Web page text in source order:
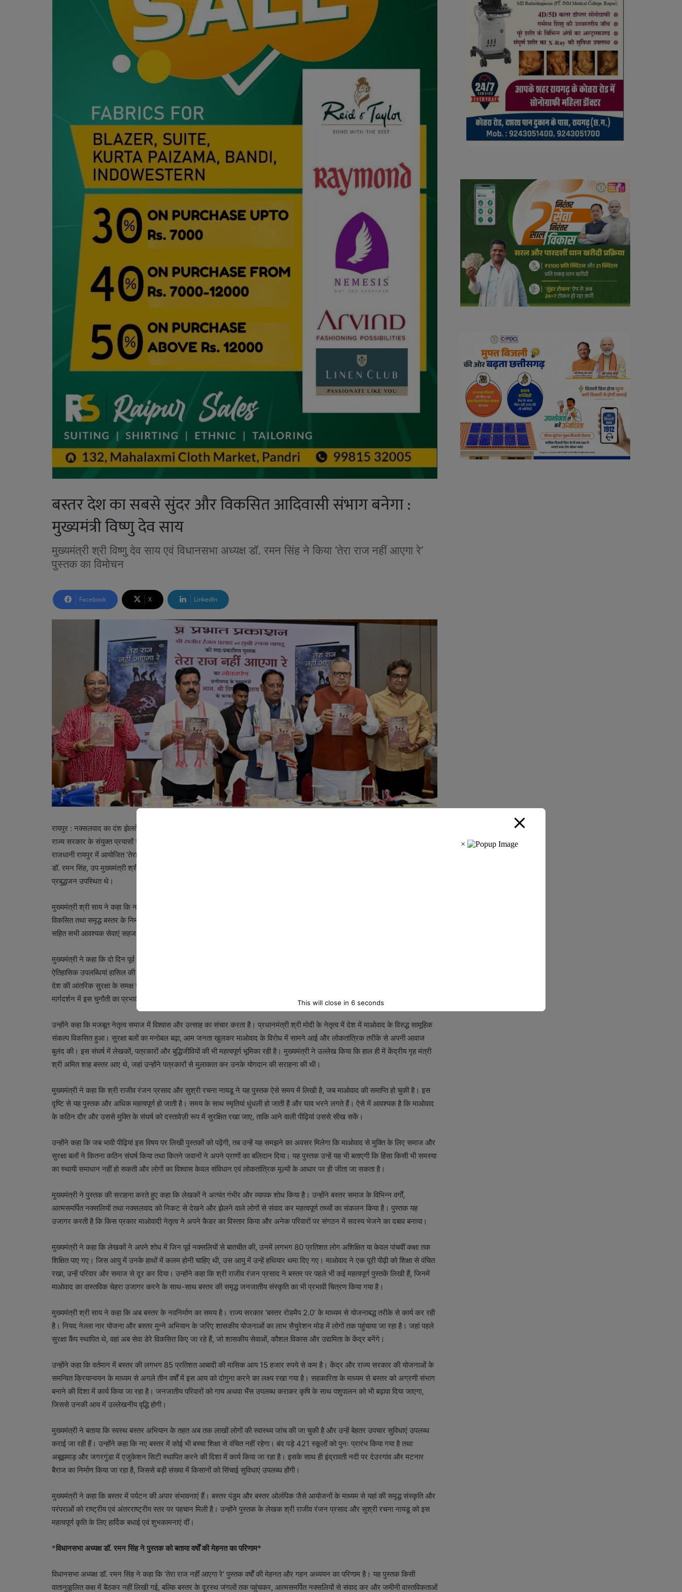
बस्तर देश का सबसे सुंदर और विकसित आदिवासी संभाग बनेगा :
मुख्यमंत्री विष्णु देव साय
मुख्यमंत्री श्री विष्णु देव साय एवं विधानसभा अध्यक्ष डॉ. रमन सिंह ने किया ‘तेरा राज नहीं आएगा रे’
पुस्तक का विमोचन
Facebook X LinkedIn
रायपुर : नक्सलवाद का दंश झेलते-झेलते बस्तर चार दशकों तक विकास की मुख्यधारा से दूर रहा, लेकिन अब नक्सलवाद की समाप्ति के साथ केंद्र और
राज्य सरकार के संयुक्त प्रयासों से बस्तर को देश का सबसे सुंदर और विकसित आदिवासी संभाग बनाया जाएगा। मुख्यमंत्री श्री विष्णु देव साय ने आज
राजधानी रायपुर में आयोजित ‘तेरा राज नहीं आएगा रे’ पुस्तक के विमोचन समारोह को संबोधित करते हुए यह बात कही। कार्यक्रम में विधानसभा अध्यक्ष
डॉ. रमन सिंह, उप मुख्यमंत्री श्री विजय शर्मा, साहित्य अकादमी के अध्यक्ष डॉ. शशांक शर्मा, पांचजन्य के संपादक श्री हितेश शंकर सहित अनेक
प्रबुद्धजन उपस्थित थे।
मुख्यमंत्री श्री साय ने कहा कि नक्सलवाद के कारण बस्तर विकास की दौड़ में काफी पीछे रह गया था। अब परिस्थितियां बदल रही हैं और एक नए,
विकसित तथा समृद्ध बस्तर के निर्माण का अवसर प्राप्त हुआ है। राज्य सरकार लगातार ऐसे प्रयास कर रही है, जिनसे आमजन को मूलभूत सुविधाओं
सहित सभी आवश्यक सेवाएं सहज रूप से उपलब्ध हो सकें।
मुख्यमंत्री ने कहा कि दो दिन पूर्व ही यशस्वी प्रधानमंत्री श्री नरेंद्र मोदी ने अपने कार्यकाल के 12 वर्ष पूर्ण किए हैं। उनके नेतृत्व में देश ने अनेक
ऐतिहासिक उपलब्धियां हासिल की हैं, जिनमें नक्सलवाद की समाप्ति की दिशा में मिली सफलता भी एक महत्वपूर्ण उपलब्धि है। उन्होंने कहा कि नक्सलवाद
देश की आंतरिक सुरक्षा के समक्ष सबसे बड़ी चुनौतियों में से एक था। प्रधानमंत्री श्री नरेंद्र मोदी के नेतृत्व और केंद्रीय गृह मंत्री श्री अमित शाह के
मार्गदर्शन में इस चुनौती का प्रभावी ढंग से सामना किया गया।
उन्होंने कहा कि मजबूत नेतृत्व समाज में विश्वास और उत्साह का संचार करता है। प्रधानमंत्री श्री मोदी के नेतृत्व में देश में माओवाद के विरुद्ध सामूहिक
संकल्प विकसित हुआ। सुरक्षा बलों का मनोबल बढ़ा, आम जनता खुलकर माओवाद के विरोध में सामने आई और लोकतांत्रिक तरीके से अपनी आवाज
बुलंद की। इस संघर्ष में लेखकों, पत्रकारों और बुद्धिजीवियों की भी महत्वपूर्ण भूमिका रही है। मुख्यमंत्री ने उल्लेख किया कि हाल ही में केंद्रीय गृह मंत्री
श्री अमित शाह बस्तर आए थे, जहां उन्होंने पत्रकारों से मुलाकात कर उनके योगदान की सराहना की थी।
मुख्यमंत्री ने कहा कि श्री राजीव रंजन प्रसाद और सुश्री रचना नायडू ने यह पुस्तक ऐसे समय में लिखी है, जब माओवाद की समाप्ति हो चुकी है। इस
दृष्टि से यह पुस्तक और अधिक महत्वपूर्ण हो जाती है। समय के साथ स्मृतियां धुंधली हो जाती हैं और घाव भरने लगते हैं। ऐसे में आवश्यक है कि माओवाद
के कठिन दौर और उससे मुक्ति के संघर्ष को दस्तावेज़ी रूप में सुरक्षित रखा जाए, ताकि आने वाली पीढ़ियां उससे सीख सकें।
उन्होंने कहा कि जब भावी पीढ़ियां इस विषय पर लिखी पुस्तकों को पढ़ेंगी, तब उन्हें यह समझने का अवसर मिलेगा कि माओवाद से मुक्ति के लिए समाज और
सुरक्षा बलों ने कितना कठिन संघर्ष किया तथा कितने जवानों ने अपने प्राणों का बलिदान दिया। यह पुस्तक उन्हें यह भी बताएगी कि हिंसा किसी भी समस्या
का स्थायी समाधान नहीं हो सकती और लोगों का विश्वास केवल संविधान एवं लोकतांत्रिक मूल्यों के आधार पर ही जीता जा सकता है।
मुख्यमंत्री ने पुस्तक की सराहना करते हुए कहा कि लेखकों ने अत्यंत गंभीर और व्यापक शोध किया है। उन्होंने बस्तर समाज के विभिन्न वर्गों,
आत्मसमर्पित नक्सलियों तथा नक्सलवाद को निकट से देखने और झेलने वाले लोगों से संवाद कर महत्वपूर्ण तथ्यों का संकलन किया है। पुस्तक यह
उजागर करती है कि किस प्रकार माओवादी नेतृत्व ने अपने कैडर का विस्तार किया और अनेक परिवारों पर संगठन में सदस्य भेजने का दबाव बनाया।
मुख्यमंत्री ने कहा कि लेखकों ने अपने शोध में जिन पूर्व नक्सलियों से बातचीत की, उनमें लगभग 80 प्रतिशत लोग अशिक्षित या केवल पांचवीं कक्षा तक
शिक्षित पाए गए। जिस आयु में उनके हाथों में कलम होनी चाहिए थी, उस आयु में उन्हें हथियार थमा दिए गए। माओवाद ने एक पूरी पीढ़ी को शिक्षा से वंचित
रखा, उन्हें परिवार और समाज से दूर कर दिया। उन्होंने कहा कि श्री राजीव रंजन प्रसाद ने बस्तर पर पहले भी कई महत्वपूर्ण पुस्तकें लिखी हैं, जिनमें
माओवाद का वास्तविक चेहरा उजागर करने के साथ-साथ बस्तर की समृद्ध जनजातीय संस्कृति का भी प्रभावी चित्रण किया गया है।
मुख्यमंत्री श्री साय ने कहा कि अब बस्तर के नवनिर्माण का समय है। राज्य सरकार ‘बस्तर रोडमैप 2.0’ के माध्यम से योजनाबद्ध तरीके से कार्य कर रही
है। नियद नेल्ला नार योजना और बस्तर मुन्ने अभियान के जरिए शासकीय योजनाओं का लाभ सैचुरेशन मोड में लोगों तक पहुंचाया जा रहा है। जहां पहले
सुरक्षा कैंप स्थापित थे, वहां अब सेवा डेरे विकसित किए जा रहे हैं, जो शासकीय सेवाओं, कौशल विकास और उद्यमिता के केंद्र बनेंगे।
उन्होंने कहा कि वर्तमान में बस्तर की लगभग 85 प्रतिशत आबादी की मासिक आय 15 हजार रुपये से कम है। केंद्र और राज्य सरकार की योजनाओं के
समन्वित क्रियान्वयन के माध्यम से अगले तीन वर्षों में इस आय को दोगुना करने का लक्ष्य रखा गया है। सहकारिता के माध्यम से बस्तर को अग्रणी संभाग
बनाने की दिशा में कार्य किया जा रहा है। जनजातीय परिवारों को गाय अथवा भैंस उपलब्ध कराकर कृषि के साथ पशुपालन को भी बढ़ावा दिया जाएगा,
जिससे उनकी आय में उल्लेखनीय वृद्धि होगी।
मुख्यमंत्री ने बताया कि स्वस्थ बस्तर अभियान के तहत अब तक लाखों लोगों की स्वास्थ्य जांच की जा चुकी है और उन्हें बेहतर उपचार सुविधाएं उपलब्ध
कराई जा रही हैं। उन्होंने कहा कि नए बस्तर में कोई भी बच्चा शिक्षा से वंचित नहीं रहेगा। बंद पड़े 421 स्कूलों को पुनः प्रारंभ किया गया है तथा
अबूझमाड़ और जगरगुंडा में एजुकेशन सिटी स्थापित करने की दिशा में कार्य किया जा रहा है। इसके साथ ही इंद्रावती नदी पर देउरगांव और मटनार
बैराज का निर्माण किया जा रहा है, जिससे बड़ी संख्या में किसानों को सिंचाई सुविधाएं उपलब्ध होंगी।
मुख्यमंत्री ने कहा कि बस्तर में पर्यटन की अपार संभावनाएं हैं। बस्तर पंडुम और बस्तर ओलंपिक जैसे आयोजनों के माध्यम से यहां की समृद्ध संस्कृति और
परंपराओं को राष्ट्रीय एवं अंतरराष्ट्रीय स्तर पर पहचान मिली है। उन्होंने पुस्तक के लेखक श्री राजीव रंजन प्रसाद और सुश्री रचना नायडू को इस
महत्वपूर्ण कृति के लिए हार्दिक बधाई एवं शुभकामनाएं दीं।
*विधानसभा अध्यक्ष डॉ. रमन सिंह ने पुस्तक को बताया वर्षों की मेहनत का परिणाम*
विधानसभा अध्यक्ष डॉ. रमन सिंह ने कहा कि ‘तेरा राज नहीं आएगा रे’ पुस्तक वर्षों की मेहनत और गहन अध्ययन का परिणाम है। यह पुस्तक किसी
वातानुकूलित कक्ष में बैठकर नहीं लिखी गई, बल्कि बस्तर के दूरस्थ जंगलों तक पहुंचकर, आत्मसमर्पित नक्सलियों से संवाद कर और जमीनी वास्तविकताओं
This will close in5 seconds